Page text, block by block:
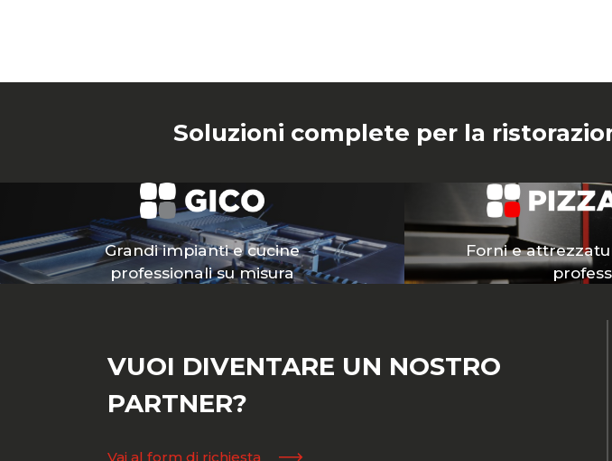
Soluzioni complete per la
Grandi impianti e cucine
professionali su misura
Forni e
VUOI DIVENTARE UN NOSTRO
PARTNER?
Vai al form di richiesta